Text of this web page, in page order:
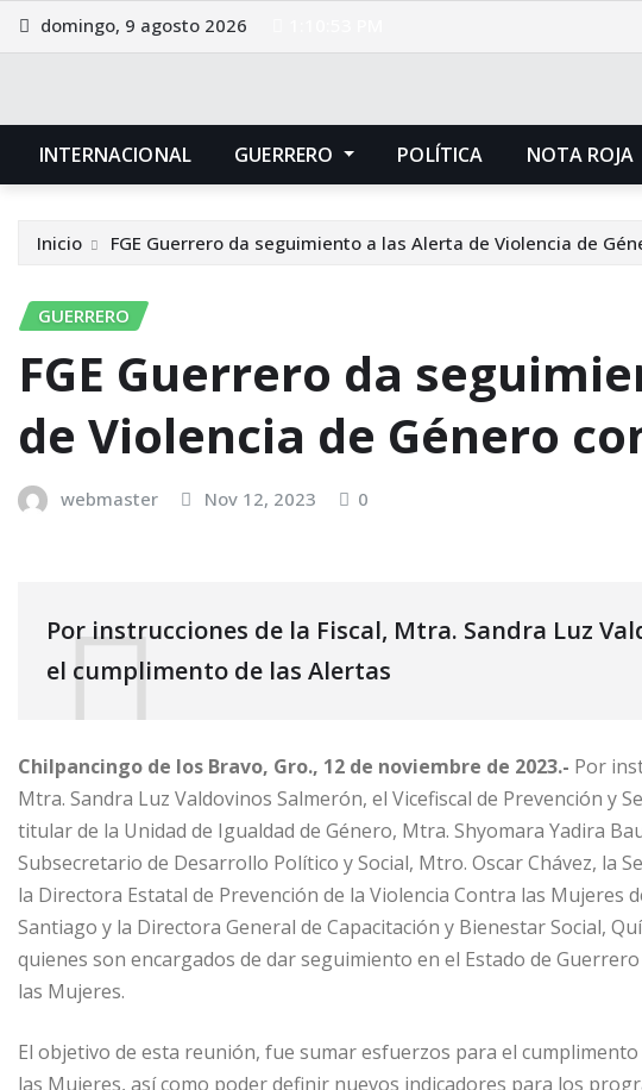
Saltar
al
domingo, 9 agosto 2026
INTERNACIONAL GUERRERO POLÍTICA NOTA ROJA
Inicio FGE Guerrero da seguimiento a las Alerta de Violencia de
GUERRERO
FGE Guerrero da
de Violencia de Género
webmaster Nov 12, 2023 0
Por instrucciones de la Fiscal, Mtra. Sandra Luz
el cumplimento de las Alertas
Chilpancingo de los Bravo, Gro., 12 de noviembre de 2023.- Por
Mtra. Sandra Luz Valdovinos Salmerón, el Vicefiscal de Prevención y
titular de la Unidad de Igualdad de Género, Mtra. Shyomara Yadira
Subsecretario de Desarrollo Político y Social, Mtro. Oscar Chávez, la
la Directora Estatal de Prevención de la Violencia Contra las Mujeres
Santiago y la Directora General de Capacitación y Bienestar Social,
quienes son encargados de dar seguimiento en el Estado de
las Mujeres.
El objetivo de esta reunión, fue sumar esfuerzos para el
las Mujeres, así como poder definir nuevos indicadores para los